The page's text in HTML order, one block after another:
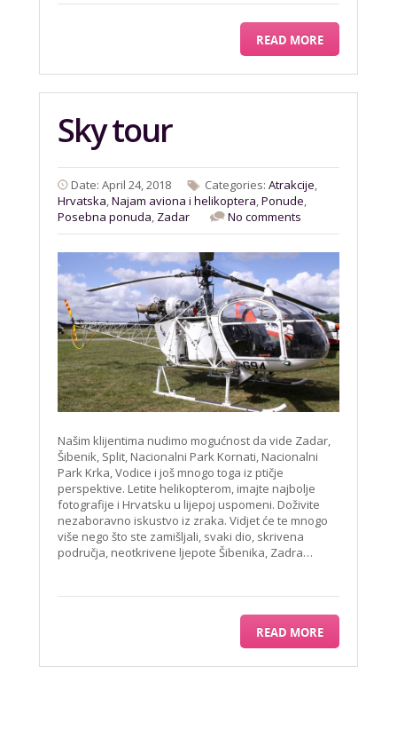
READ MORE
Sky tour
Date: April 24, 2018 Categories: Atrakcije,
Hrvatska,Najam aviona i helikoptera,Ponude,
Posebna ponuda, Zadar No comments
Našim klijentima nudimo mogućnost da vide Zadar,
Šibenik, Split, Nacionalni Park Kornati, Nacionalni
Park Krka, Vodice i još mnogo toga iz ptičje
perspektive. Letite helikopterom, imajte najbolje
fotografije i Hrvatsku u lijepoj uspomeni. Doživite
nezaboravno iskustvo iz zraka. Vidjet će te mnogo
više nego što ste zamišljali, svaki dio, skrivena
područja, neotkrivene ljepote Šibenika, Zadra…
READ MORE